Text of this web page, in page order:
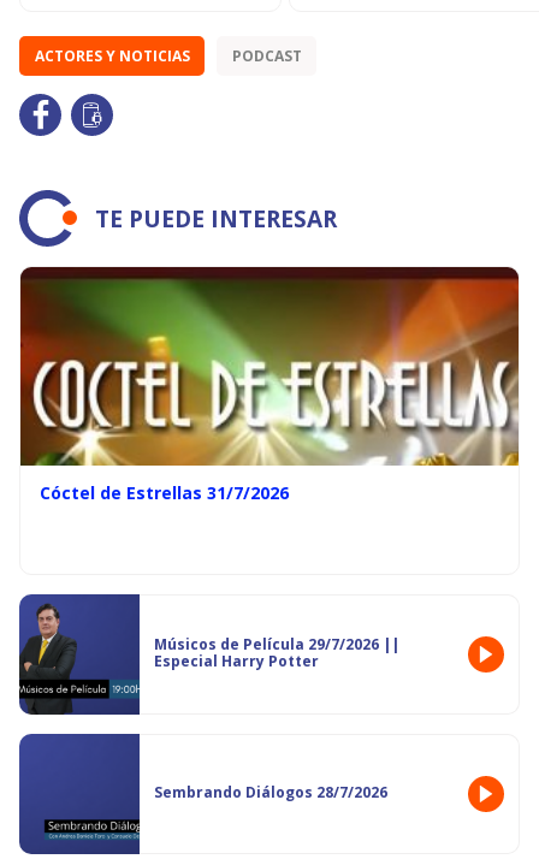
ACTORES Y NOTICIAS PODCAST
TE PUEDE INTERESAR
Cóctel de Estrellas 31/7/2026
Músicos de Película 29/7/2026 ||
Especial Harry Potter
Sembrando Diálogos 28/7/2026